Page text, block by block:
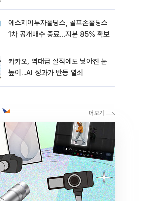
에스제이투자홀딩스, 골프존홀딩스
1차 공개매수 종료…지분 85% 확보
카카오, 역대급 실적에도 낮아진 눈
높이…AI 성과가 반등 열쇠